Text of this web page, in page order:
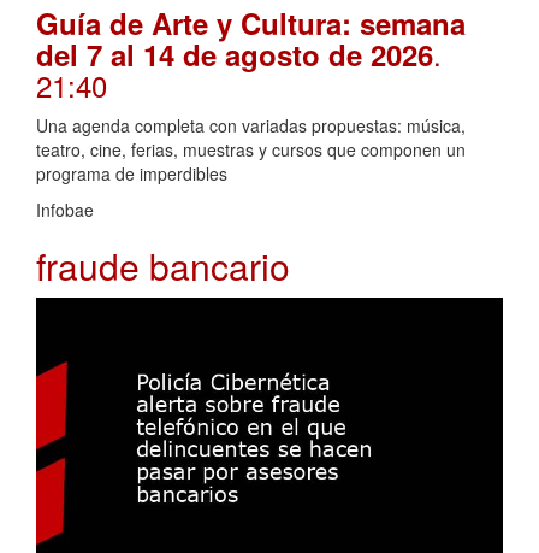
Guía de Arte y Cultura: semana
del 7 al 14 de agosto de 2026.
21:40
Una agenda completa con variadas propuestas: música,
teatro, cine, ferias, muestras y cursos que componen un
programa de imperdibles
Infobae
fraude bancario